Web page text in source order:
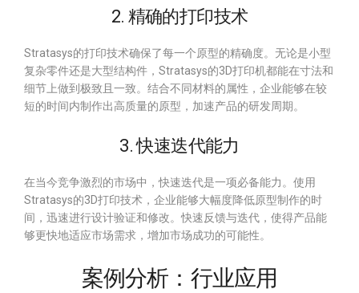
2. 精确的打印技术
Stratasys的打印技术确保了每一个原型的精确度。无论是小型
复杂零件还是大型结构件，Stratasys的3D打印机都能在寸法和
细节上做到极致且一致。结合不同材料的属性，企业能够在较
短的时间内制作出高质量的原型，加速产品的研发周期。
3. 快速迭代能力
在当今竞争激烈的市场中，快速迭代是一项必备能力。使用
Stratasys的3D打印技术，企业能够大幅度降低原型制作的时
间，迅速进行设计验证和修改。快速反馈与迭代，使得产品能
够更快地适应市场需求，增加市场成功的可能性。
案例分析：行业应用